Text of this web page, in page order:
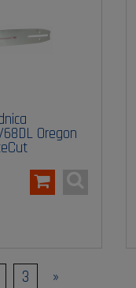
Oregon
3 »